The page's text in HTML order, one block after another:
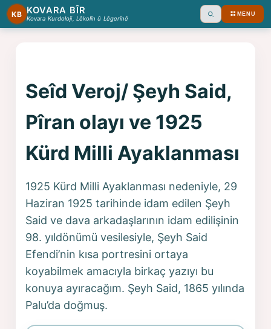
KB KOVARA BÎR
Kovara Kurdoloji, Lêkolîn û Lêgerînê Ara MENU
Seîd Veroj/ Şeyh Said,
Pîran olayı ve 1925
Kürd Milli Ayaklanması
1925 Kürd Milli Ayaklanması nedeniyle, 29
Haziran 1925 tarihinde idam edilen Şeyh
Said ve dava arkadaşlarının idam edilişinin
98. yıldönümü vesilesiyle, Şeyh Said
Efendi’nin kısa portresini ortaya
koyabilmek amacıyla birkaç yazıyı bu
konuya ayıracağım. Şeyh Said, 1865 yılında
Palu’da doğmuş.